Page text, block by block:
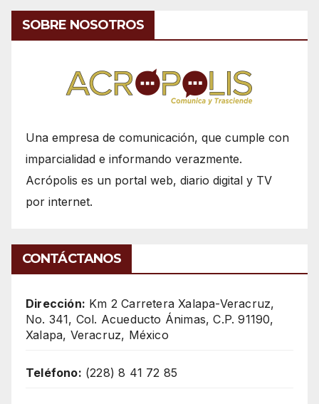
SOBRE NOSOTROS
Una empresa de comunicación, que cumple con
imparcialidad e informando verazmente.
Acrópolis es un portal web, diario digital y TV
por internet.
CONTÁCTANOS
Dirección: Km 2 Carretera Xalapa-Veracruz,
No. 341, Col. Acueducto Ánimas, C.P. 91190,
Xalapa, Veracruz, México
Teléfono: (228) 8 41 72 85